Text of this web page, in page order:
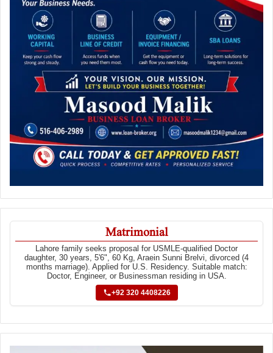
Matrimonial
Lahore family seeks proposal for USMLE-qualified Doctor
daughter, 30 years, 5'6", 60 Kg, Araein Sunni Brelvi, divorced (4
months marriage). Applied for U.S. Residency. Suitable match:
Doctor, Engineer, or Businessman residing in USA.
+92 320 4408226